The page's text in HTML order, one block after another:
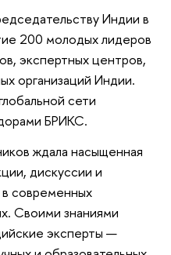
Индии в
200 молодых лидеров
экспертных центров,
организаций Индии.
сети
БРИКС.
ждала насыщенная
дискуссии и
современных
Своими знаниями
эксперты —